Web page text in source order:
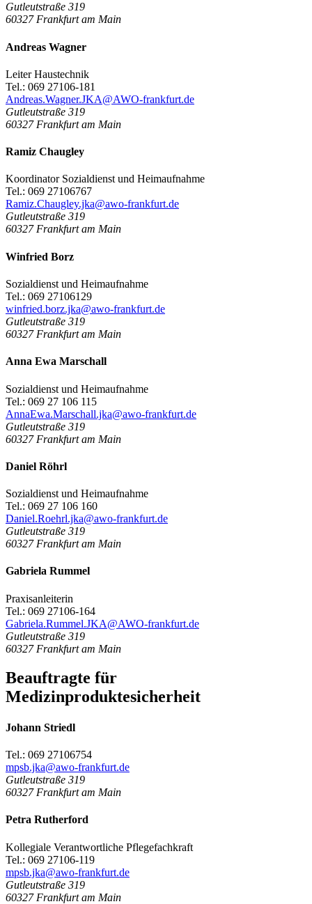
Gutleutstraße 319
60327 Frankfurt am Main
Andreas Wagner
Leiter Haustechnik
Tel.: 069 27106-181
Andreas.Wagner.JKA@AWO-frankfurt.de
Gutleutstraße 319
60327 Frankfurt am Main
Ramiz Chaugley
Koordinator Sozialdienst und Heimaufnahme
Tel.: 069 27106767
Ramiz.Chaugley.jka@awo-frankfurt.de
Gutleutstraße 319
60327 Frankfurt am Main
Winfried Borz
Sozialdienst und Heimaufnahme
Tel.: 069 27106129
winfried.borz.jka@awo-frankfurt.de
Gutleutstraße 319
60327 Frankfurt am Main
Anna Ewa Marschall
Sozialdienst und Heimaufnahme
Tel.: 069 27 106 115
AnnaEwa.Marschall.jka@awo-frankfurt.de
Gutleutstraße 319
60327 Frankfurt am Main
Daniel Röhrl
Sozialdienst und Heimaufnahme
Tel.: 069 27 106 160
Daniel.Roehrl.jka@awo-frankfurt.de
Gutleutstraße 319
60327 Frankfurt am Main
Gabriela Rummel
Praxisanleiterin
Tel.: 069 27106-164
Gabriela.Rummel.JKA@AWO-frankfurt.de
Gutleutstraße 319
60327 Frankfurt am Main
Beauftragte für
Medizinproduktesicherheit
Johann Striedl
Tel.: 069 27106754
mpsb.jka@awo-frankfurt.de
Gutleutstraße 319
60327 Frankfurt am Main
Petra Rutherford
Kollegiale Verantwortliche Pflegefachkraft
Tel.: 069 27106-119
mpsb.jka@awo-frankfurt.de
Gutleutstraße 319
60327 Frankfurt am Main